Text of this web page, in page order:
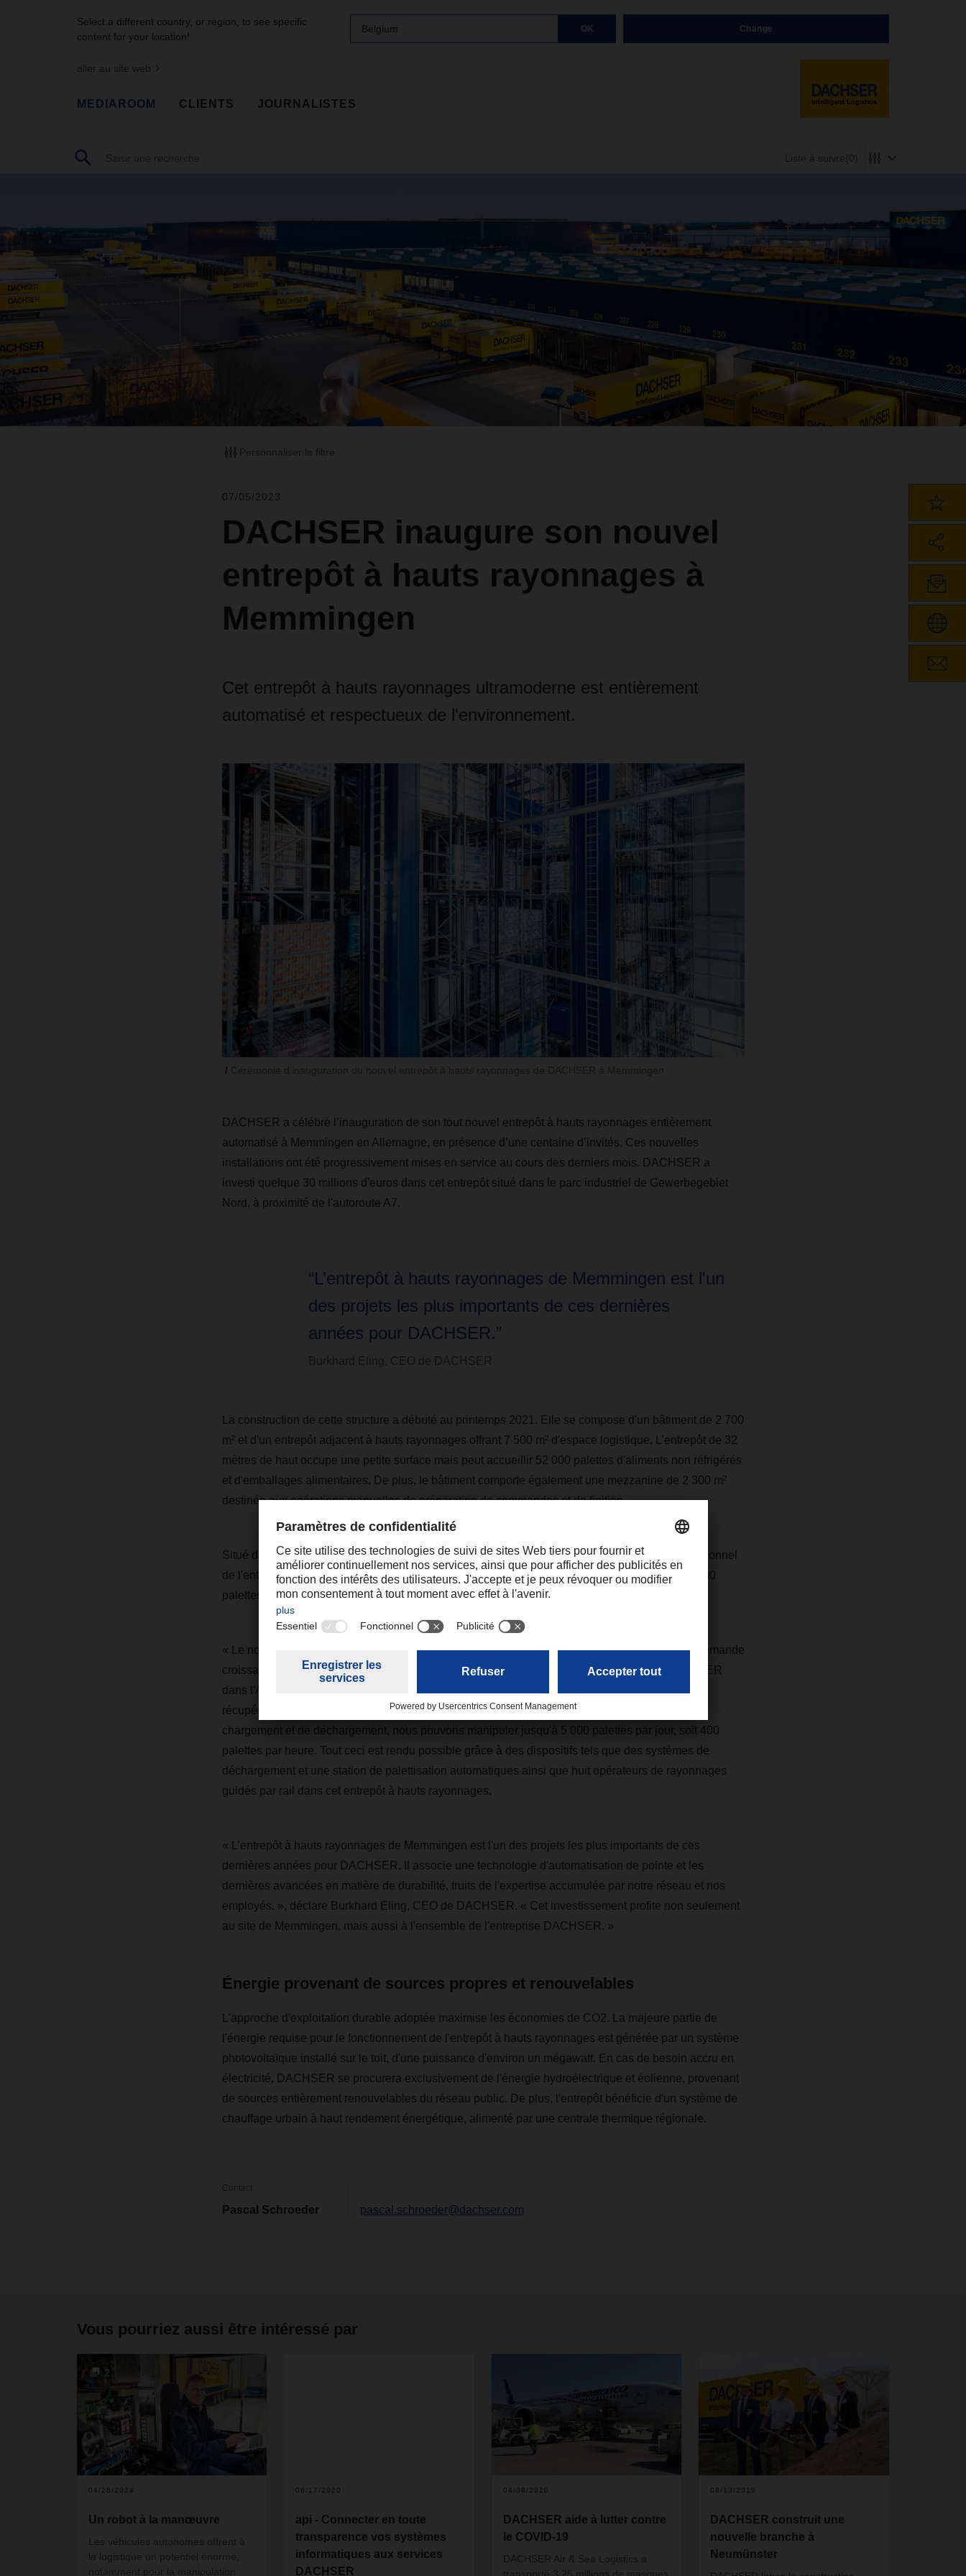
Select a different country, or region, to see specific
content for your location!
Belgium OK Change
aller au site web
MEDIAROOM CLIENTS JOURNALISTES
Liste à suivre(0)
Personnaliser le filtre
07/05/2023
DACHSER inaugure son nouvel
entrepôt à hauts rayonnages à
Memmingen
Cet entrepôt à hauts rayonnages ultramoderne est entièrement
automatisé et respectueux de l'environnement.
DACHSER a célébré l’inauguration de son tout nouvel entrepôt à hauts rayonnages entièrement
automatisé à Memmingen en Allemagne, en présence d’une centaine d’invités. Ces nouvelles
installations ont été progressivement mises en service au cours des derniers mois. DACHSER a
investi quelque 30 millions d'euros dans cet entrepôt situé dans le parc industriel de Gewerbegebiet
Nord, à proximité de l'autoroute A7.
“L’entrepôt à hauts rayonnages de Memmingen est l'un
des projets les plus importants de ces dernières
années pour DACHSER.”
Burkhard Eling, CEO de DACHSER
La construction de cette structure a débuté au printemps 2021. Elle se compose d'un bâtiment de 2 700
m² et d'un entrepôt adjacent à hauts rayonnages offrant 7 500 m² d'espace logistique. L’entrepôt de 32
mètres de haut occupe une petite surface mais peut accueillir 52 000 palettes d'aliments non réfrigérés
et d'emballages alimentaires. De plus, le bâtiment comporte également une mezzanine de 2 300 m²
destinée aux opérations manuelles de préparation de commandes et de finition.
Situé dans la région de l'Allgäu, ce centre logistique de DACHSER est le plus grand site opérationnel
de l'entreprise au monde. Par ailleurs, il permet à l'entreprise familiale de stocker plus de 200 000
palettes à Memmingen.
« Le nouvel entrepôt a été conçu pour offrir des performances optimales afin de répondre à la demande
croissante des clients dans la région », explique Thomas Henkel, General Manager de DACHSER
dans l'Allgäu. « L'automatisation et la durabilité sont au cœur de ce projet. Le stockage et la
récupération des palettes, par exemple, sont entièrement automatisés. Grâce à 22 portes de
chargement et de déchargement, nous pouvons manipuler jusqu'à 5 000 palettes par jour, soit 400
palettes par heure. Tout ceci est rendu possible grâce à des dispositifs tels que des systèmes de
déchargement et une station de palettisation automatiques ainsi que huit opérateurs de rayonnages
guidés par rail dans cet entrepôt à hauts rayonnages.
« L’entrepôt à hauts rayonnages de Memmingen est l'un des projets les plus importants de ces
dernières années pour DACHSER. Il associe une technologie d'automatisation de pointe et les
dernières avancées en matière de durabilité, fruits de l'expertise accumulée par notre réseau et nos
employés. », déclare Burkhard Eling, CEO de DACHSER. « Cet investissement profite non seulement
au site de Memmingen, mais aussi à l'ensemble de l'entreprise DACHSER. »
Énergie provenant de sources propres et renouvelables
L’approche d'exploitation durable adoptée maximise les économies de CO2. La majeure partie de
l'énergie requise pour le fonctionnement de l'entrepôt à hauts rayonnages est générée par un système
photovoltaïque installé sur le toit, d'une puissance d'environ un mégawatt. En cas de besoin accru en
électricité, DACHSER se procurera exclusivement de l'énergie hydroélectrique et éolienne, provenant
de sources entièrement renouvelables du réseau public. De plus, l'entrepôt bénéficie d'un système de
chauffage urbain à haut rendement énergétique, alimenté par une centrale thermique régionale.
Contact
Pascal Schroeder pascal.schroeder@dachser.com
Vous pourriez aussi être intéressé par
2
04/26/2024
Un robot à la manœuvre
Les véhicules autonomes offrent à
la logistique un potentiel énorme,
notamment pour la manipulation
06/17/2020
api - Connecter en toute
transparence vos systèmes
informatiques aux services
DACHSER
04/08/2020
DACHSER aide à lutter contre
le COVID-19
DACHSER Air & Sea Logistics a
08/13/2019
DACHSER construit une
nouvelle branche à
Neumünster